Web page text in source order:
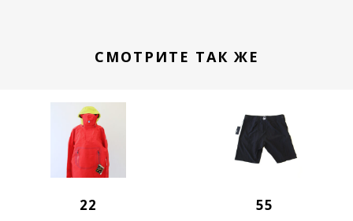
СМОТРИТЕ ТАК ЖЕ
22 55